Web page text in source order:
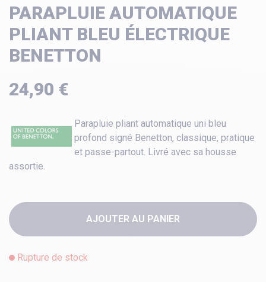
PARAPLUIE AUTOMATIQUE
PLIANT BLEU ÉLECTRIQUE
BENETTON
24,90 €
Parapluie pliant automatique uni bleu
profond signé Benetton, classique, pratique
et passe-partout. Livré avec sa housse
assortie.
AJOUTER AU PANIER
Rupture de stock